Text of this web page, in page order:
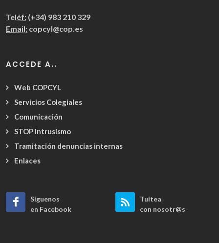
Teléf: (+34) 983 210 329
Email: copcyl@cop.es
ACCEDE A..
Web COPCYL
Servicios Colegiales
Comunicación
STOP Intrusismo
Tramitación denuncias internas
Enlaces
Síguenos
en Facebook
Tuitea
con nosotr@s